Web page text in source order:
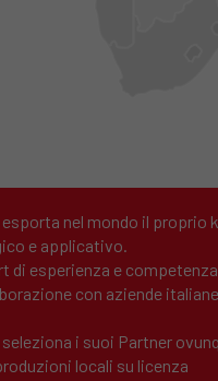
nel mondo il proprio
e applicativo.
di esperienza e
con aziende
i suoi Partner
locali su licenza